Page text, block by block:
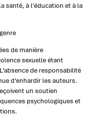
santé, à l'éducation et à la
de manière
sexuelle étant
de responsabilité
d’enhardir les auteurs.
un soutien
psychologiques et